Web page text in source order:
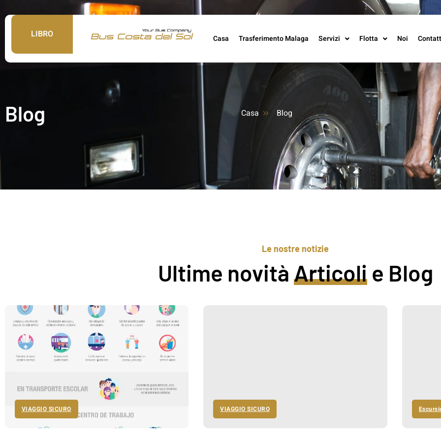
LIBRO Casa Trasferimento Malaga Servizi Flotta Noi
Blog Casa Blog
Le nostre notizie
Ultime novità Articolie Blog
VIAGGIO SICURO VIAGGIO SICURO